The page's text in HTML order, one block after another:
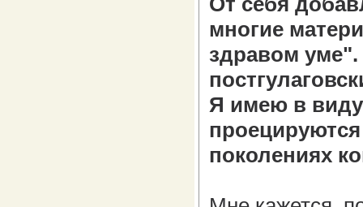
многие
здравом
Я имею в виду
поколениях